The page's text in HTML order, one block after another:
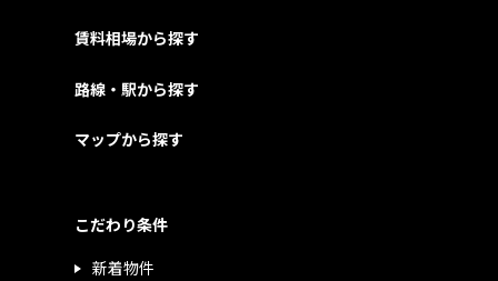
賃料相場から探す
路線・駅から探す
マップから探す
こだわり条件
新着物件